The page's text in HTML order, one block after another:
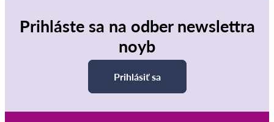
Prihláste sa na odber newslettra
noyb
Prihlásiť sa